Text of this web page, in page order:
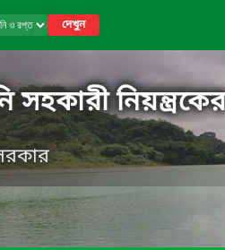
দেখুন
সহকারী